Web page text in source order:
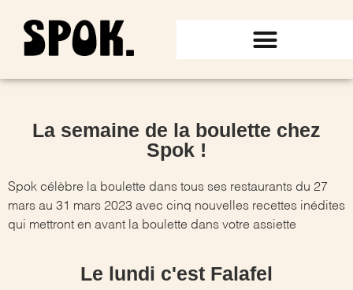
La semaine de la boulette chez
Spok !
Spok célèbre la boulette dans tous ses restaurants du 27
mars au 31 mars 2023 avec cinq nouvelles recettes inédites
qui mettront en avant la boulette dans votre assiette
Le lundi c'est Falafel